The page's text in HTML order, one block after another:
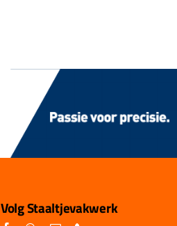
Volg Staaltjevakwerk